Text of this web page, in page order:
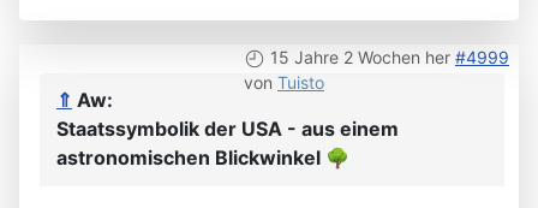
15 Jahre 2 Wochen her #4999
von Tuisto
⇑ Aw:
Staatssymbolik der USA - aus einem
astronomischen Blickwinkel 🌳